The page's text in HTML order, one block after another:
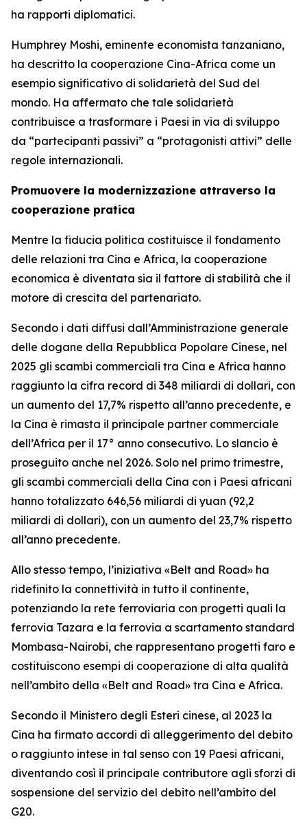
ha rapporti diplomatici.
Humphrey Moshi, eminente economista tanzaniano,
ha descritto la cooperazione Cina-Africa come un
esempio significativo di solidarietà del Sud del
mondo. Ha affermato che tale solidarietà
contribuisce a trasformare i Paesi in via di sviluppo
da “partecipanti passivi” a “protagonisti attivi” delle
regole internazionali.
Promuovere la modernizzazione attraverso la
cooperazione pratica
Mentre la fiducia politica costituisce il fondamento
delle relazioni tra Cina e Africa, la cooperazione
economica è diventata sia il fattore di stabilità che il
motore di crescita del partenariato.
Secondo i dati diffusi dall’Amministrazione generale
delle dogane della Repubblica Popolare Cinese, nel
2025 gli scambi commerciali tra Cina e Africa hanno
raggiunto la cifra record di 348 miliardi di dollari, con
un aumento del 17,7% rispetto all’anno precedente, e
la Cina è rimasta il principale partner commerciale
dell’Africa per il 17° anno consecutivo. Lo slancio è
proseguito anche nel 2026. Solo nel primo trimestre,
gli scambi commerciali della Cina con i Paesi africani
hanno totalizzato 646,56 miliardi di yuan (92,2
miliardi di dollari), con un aumento del 23,7% rispetto
all’anno precedente.
Allo stesso tempo, l’iniziativa «Belt and Road» ha
ridefinito la connettività in tutto il continente,
potenziando la rete ferroviaria con progetti quali la
ferrovia Tazara e la ferrovia a scartamento standard
Mombasa-Nairobi, che rappresentano progetti faro e
costituiscono esempi di cooperazione di alta qualità
nell’ambito della «Belt and Road» tra Cina e Africa.
Secondo il Ministero degli Esteri cinese, al 2023 la
Cina ha firmato accordi di alleggerimento del debito
o raggiunto intese in tal senso con 19 Paesi africani,
diventando così il principale contributore agli sforzi di
sospensione del servizio del debito nell’ambito del
G20.